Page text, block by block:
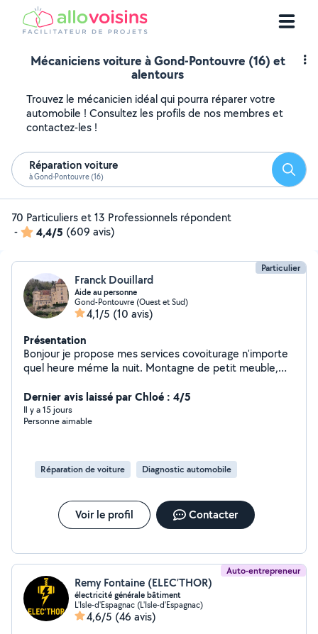
Mécaniciens voiture à Gond-Pontouvre (16) et
alentours
Trouvez le mécanicien idéal qui pourra réparer votre
automobile ! Consultez les profils de nos membres et
contactez-les !
Réparation voiture
à Gond-Pontouvre (16)
70 Particuliers et 13 Professionnels répondent
-
4,4/5 (609 avis)
Particulier
Franck Douillard
Aide au personne
Gond-Pontouvre (Ouest et Sud)
4,1/5 (10 avis)
Présentation
Bonjour je propose mes services covoiturage n'importe
quel heure méme la nuit. Montagne de petit meuble,
Dernier avis laissé par Chloé : 4/5
Il y a 15 jours
Personne aimable
Réparation de voiture Diagnostic automobile
Voir le profil Contacter
Auto-entrepreneur
Remy Fontaine (ELEC’THOR)
électricité générale bâtiment
L'Isle-d'Espagnac (L'Isle-d'Espagnac)
4,6/5 (46 avis)